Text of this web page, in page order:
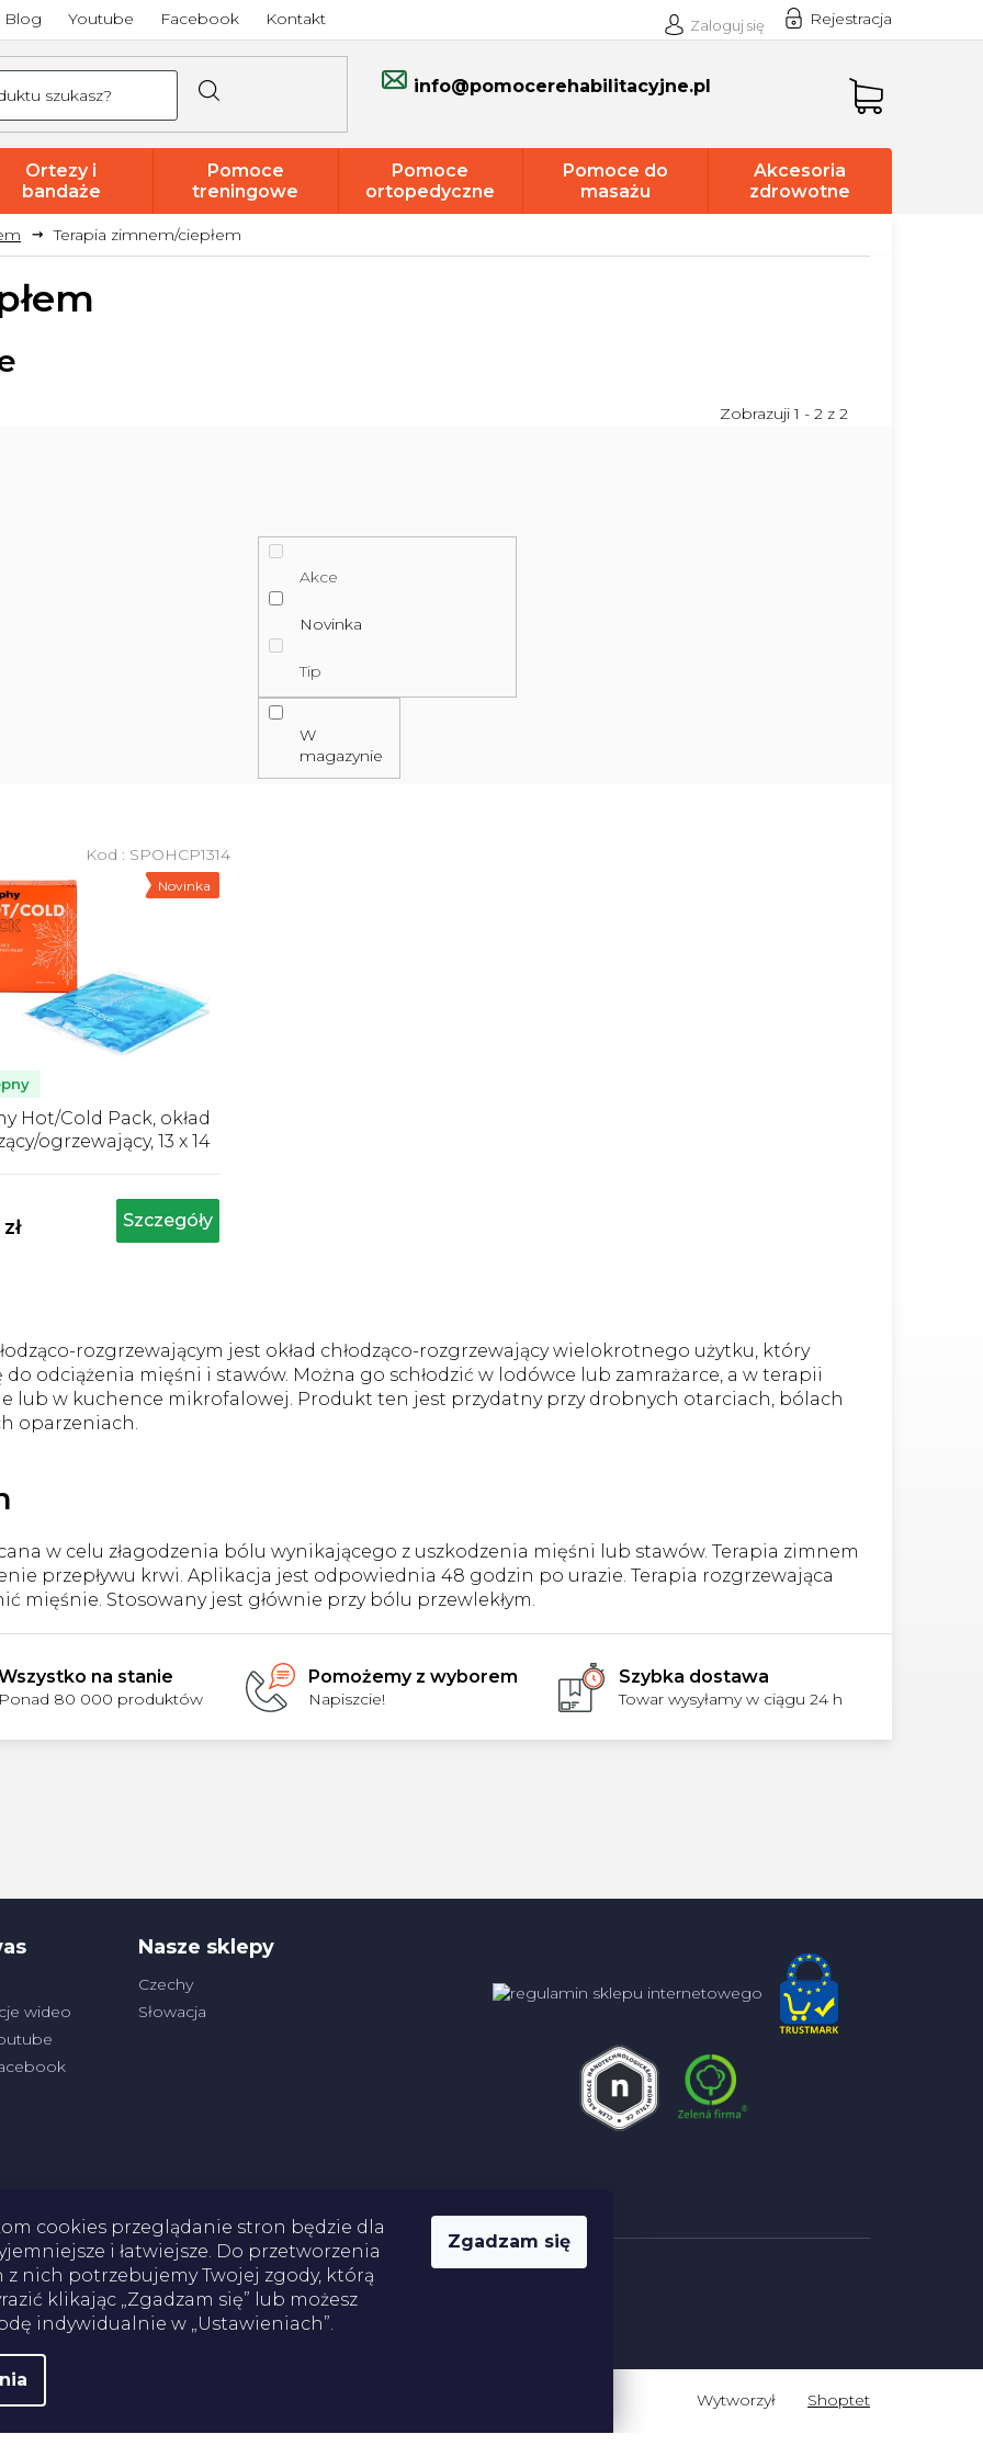
cookies przeglądanie stron będzie dla
i łatwiejsze. Do przetworzenia
z nich potrzebujemy Twojej zgody, którą
klikając „Zgadzam się” lub możesz
indywidualnie w „Ustawieniach”.
Zgadzam się
Blog Youtube Facebook Kontakt Rejestracja
Zaloguj się
info@pomocerehabilitacyjne.pl
Ortezy i
bandaże
Pomoce
treningowe
Pomoce
ortopedyczne
Pomoce do
masażu
Akcesoria
zdrowotne
Promocje i
wyprzedaże
Terapia zimnem/ciepłem
Zobrazuji 1 - 2 z 2
W
magazynie
Akce
Novinka
Tip
Novinka
Hot/Cold Pack, okład
ogrzewający, 13 x 14
Szczegóły
Kod : SPOHCP1314
n
t
r
s
t
y
rozgrzewającym jest okład chłodząco-rozgrzewający wielokrotnego użytku, który
odciążenia mięśni i stawów. Można go schłodzić w lodówce lub zamrażarce, a w terapii
lub w kuchence mikrofalowej. Produkt ten jest przydatny przy drobnych otarciach, bólach
oparzeniach.
w celu złagodzenia bólu wynikającego z uszkodzenia mięśni lub stawów. Terapia zimnem
przepływu krwi. Aplikacja jest odpowiednia 48 godzin po urazie. Terapia rozgrzewająca
mięśnie. Stosowany jest głównie przy bólu przewlekłym.
na stanie
Ponad 80 000 produktów
Pomożemy z wyborem
Napiszcie!
Szybka dostawa
Towar wysyłamy w ciągu 24 h
wideo
Nasze sklepy
Czechy
Słowacja
Płatności
Shoptet
prawa zastrzeżone.